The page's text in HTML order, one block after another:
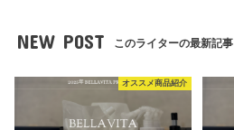
NEW POST このライターの最新記事
オススメ商品紹介